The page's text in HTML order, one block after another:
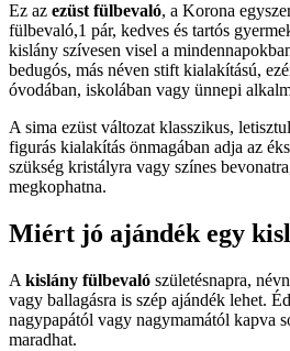
Ez az ezüst fülbevaló, a Korona
fülbevaló,1 pár, kedves és tartós
kislány szívesen visel a
bedugós, más néven stift kialakítású,
óvodában, iskolában vagy ünnepi
A sima ezüst változat klasszikus,
figurás kialakítás önmagában adja az
szükség kristályra vagy színes
megkophatna.
Miért jó ajándék egy
A kislány fülbevaló születésnapra,
vagy ballagásra is szép ajándék lehet.
nagypapától vagy nagymamától kapva
maradhat.